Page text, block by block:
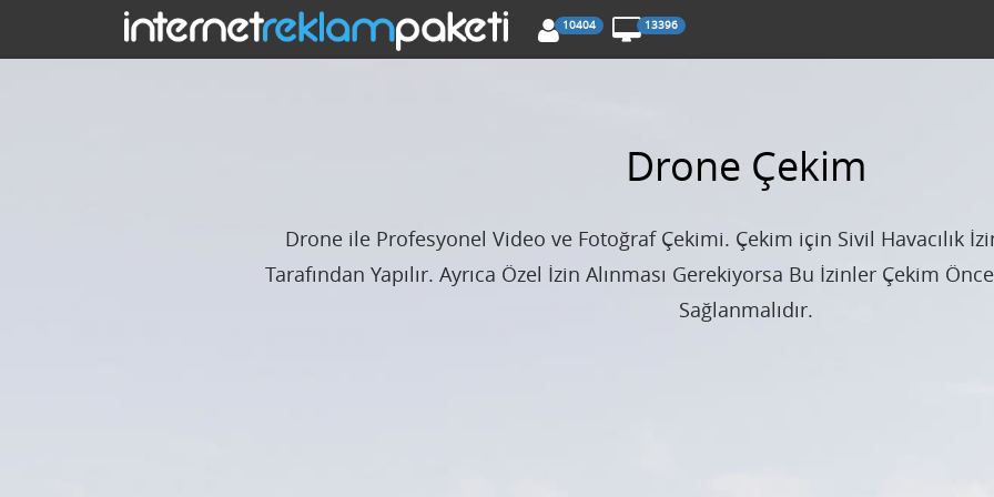
10404 13396
Drone Çekim
Drone ile Profesyonel Video ve Fotoğraf Çekimi. Çekim için Sivil Havacılık
Tarafından Yapılır. Ayrıca Özel İzin Alınması Gerekiyorsa Bu İzinler Çekim
Sağlanmalıdır.